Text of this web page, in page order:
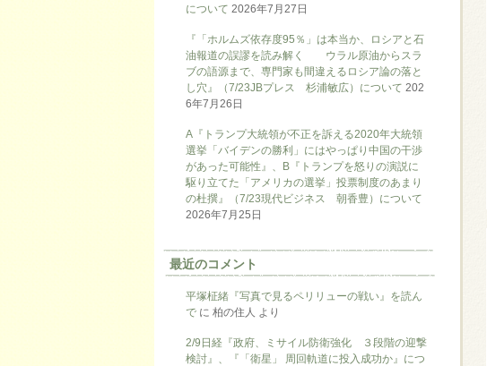
について 2026年7月27日
『「ホルムズ依存度95％」は本当か、ロシアと石
油報道の誤謬を読み解く ウラル原油からスラ
ブの語源まで、専門家も間違えるロシア論の落と
し穴』（7/23JBプレス 杉浦敏広）について 202
6年7月26日
A『トランプ大統領が不正を訴える2020年大統領
選挙「バイデンの勝利」にはやっぱり中国の干渉
があった可能性』、B『トランプを怒りの演説に
駆り立てた「アメリカの選挙」投票制度のあまり
の杜撰』（7/23現代ビジネス 朝香豊）について
2026年7月25日
最近のコメント
平塚柾緒『写真で見るペリリューの戦い』を読ん
で に 柏の住人 より
2/9日経『政府、ミサイル防衛強化 ３段階の迎撃
検討』、『「衛星」 周回軌道に投入成功か』につ